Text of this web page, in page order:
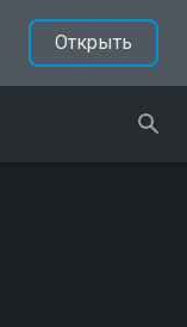
Открыть